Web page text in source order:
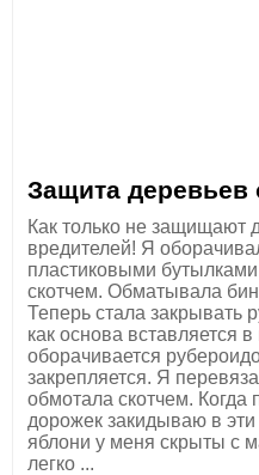
Защита деревьев
Как только не защищают
вредителей! Я
пластиковыми
скотчем. Обматывала
Теперь стала закрывать
как основа вставляется
оборачивается
закрепляется. Я
обмотала скотчем. Когда
дорожек закидываю в
яблони у меня скрыты с
легко ...